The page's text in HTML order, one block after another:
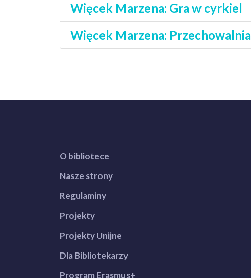
Więcek Marzena: Gra w cyrkiel
Więcek Marzena: Przechowalnia
O bibliotece
Nasze strony
Regulaminy
Projekty
Projekty Unijne
Dla Bibliotekarzy
Program Erasmus+